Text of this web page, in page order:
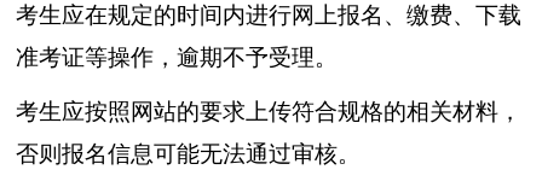
考生应在规定的时间内进行网上报名、缴费、下载
准考证等操作，逾期不予受理。
考生应按照网站的要求上传符合规格的相关材料，
否则报名信息可能无法通过审核。